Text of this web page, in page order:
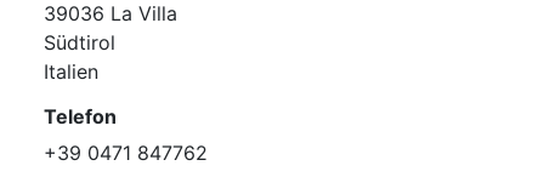
39036 La Villa
Südtirol
Italien
Telefon
+39 0471 847762